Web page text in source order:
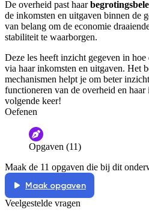
De overheid past haar
de inkomsten en uitgaven binnen de
van belang om de economie
stabiliteit te waarborgen.
Deze les heeft inzicht gegeven in
via haar inkomsten en uitgaven. Het
mechanismen helpt je om beter
functioneren van de overheid en
volgende keer!
Oefenen
Opgaven (11)
Maak de 11 opgaven die bij dit
Maak opgaven
Veelgestelde vragen